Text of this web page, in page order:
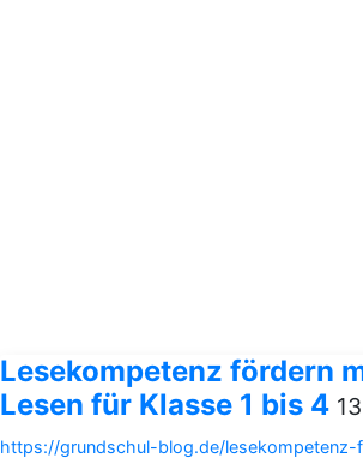
Lesekompetenz fördern
Lesen für Klasse 1 bis 4
https://grundschul-blog.de/